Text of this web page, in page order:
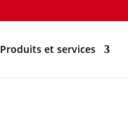
Produits et services